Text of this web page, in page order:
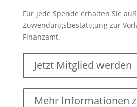
Für jede Spende erhalten Sie
Zuwendungsbestätigung zur
Finanzamt.
Jetzt Mitglied werden
Mehr Informationen